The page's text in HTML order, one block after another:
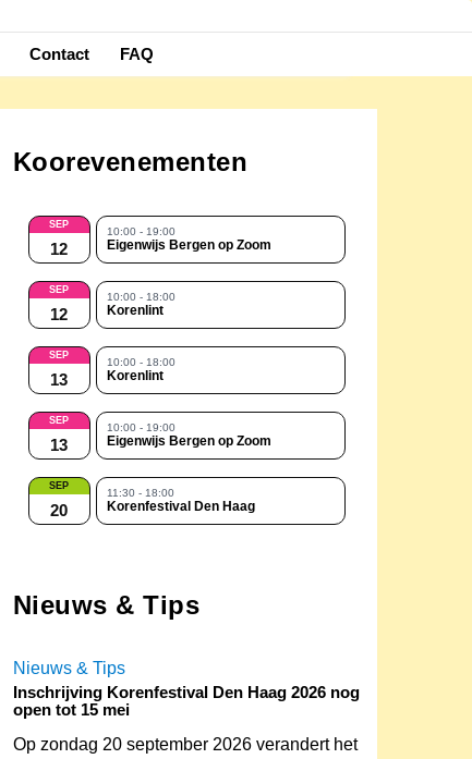
Contact FAQ
Koorevenementen
SEP
12
10:00 - 19:00
Eigenwijs Bergen op Zoom
SEP
12
10:00 - 18:00
Korenlint
SEP
13
10:00 - 18:00
Korenlint
SEP
13
10:00 - 19:00
Eigenwijs Bergen op Zoom
SEP
20
11:30 - 18:00
Korenfestival Den Haag
Nieuws & Tips
Nieuws & Tips
Inschrijving Korenfestival Den Haag 2026 nog
open tot 15 mei
Op zondag 20 september 2026 verandert het